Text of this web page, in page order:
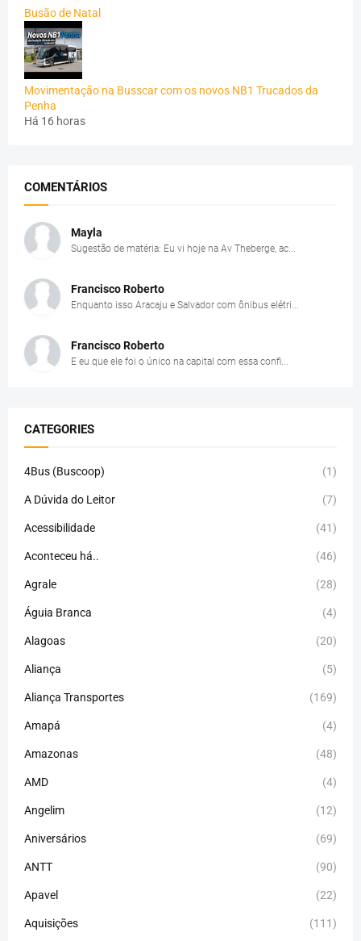
Busão de Natal
Movimentação na Busscar com os novos NB1 Trucados da
Penha
Há 16 horas
COMENTÁRIOS
Mayla
Sugestão de matéria: Eu vi hoje na Av Theberge, ac...
Francisco Roberto
Enquanto isso Aracaju e Salvador com ônibus elétri...
Francisco Roberto
E eu que ele foi o único na capital com essa confi...
CATEGORIES
4Bus (Buscoop) (1)
A Dúvida do Leitor (7)
Acessibilidade (41)
Aconteceu há.. (46)
Agrale (28)
Águia Branca (4)
Alagoas (20)
Aliança (5)
Aliança Transportes (169)
Amapá (4)
Amazonas (48)
AMD (4)
Angelim (12)
Aniversários (69)
ANTT (90)
Apavel (22)
Aquisições (111)